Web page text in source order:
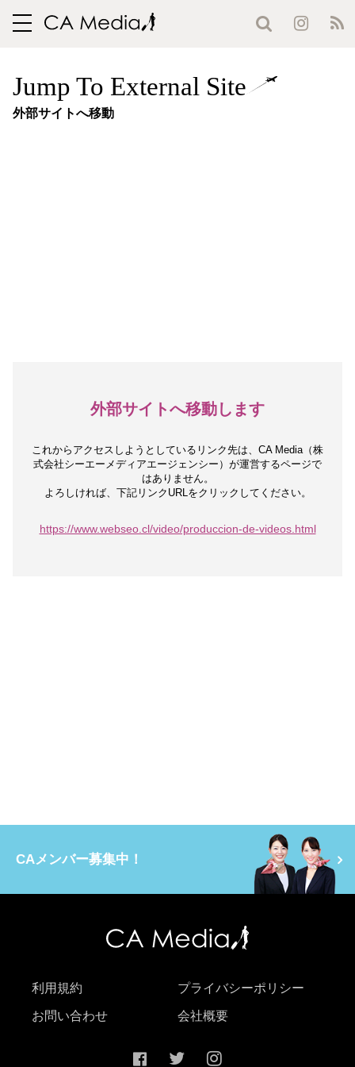
toggle
Jump To External Site
外部サイトへ移動
外部サイトへ移動します
これからアクセスしようとしているリンク先は、 CA Media（株
式会社シーエーメディアエージェンシー）が運営するページで
はありません。
よろしければ、下記リンクURLをクリックしてください。
https://www.webseo.cl/video/produccion-de-videos.html
CAメンバー募集中！
利用規約 プライバシーポリシー
お問い合わせ 会社概要